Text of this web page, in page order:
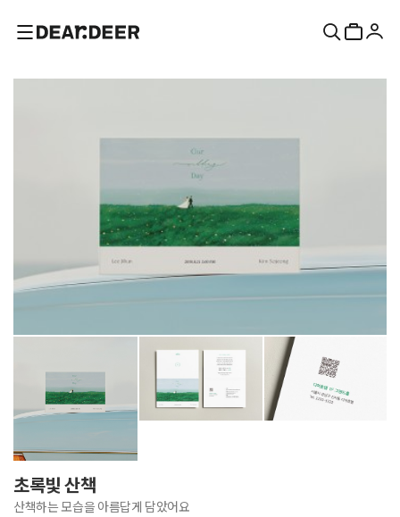
초록빛 산책
산책하는 모습을 아름답게 담았어요